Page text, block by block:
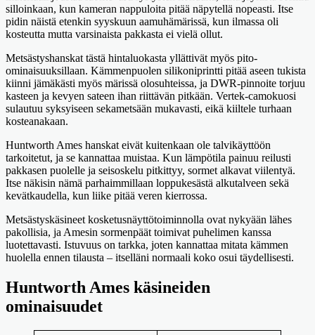
silloinkaan, kun kameran nappuloita pitää näpytellä nopeasti. Itse
pidin näistä etenkin syyskuun aamuhämärissä, kun ilmassa oli
kosteutta mutta varsinaista pakkasta ei vielä ollut.
Metsästyshanskat tästä hintaluokasta yllättivät myös pito-
ominaisuuksillaan. Kämmenpuolen silikoniprintti pitää aseen tukista
kiinni jämäkästi myös märissä olosuhteissa, ja DWR-pinnoite torjuu
kasteen ja kevyen sateen ihan riittävän pitkään. Vertek-camokuosi
sulautuu syksyiseen sekametsään mukavasti, eikä kiiltele turhaan
kosteanakaan.
Huntworth Ames hanskat eivät kuitenkaan ole talvikäyttöön
tarkoitetut, ja se kannattaa muistaa. Kun lämpötila painuu reilusti
pakkasen puolelle ja seisoskelu pitkittyy, sormet alkavat viilentyä.
Itse näkisin nämä parhaimmillaan loppukesästä alkutalveen sekä
kevätkaudella, kun liike pitää veren kierrossa.
Metsästyskäsineet kosketusnäyttötoiminnolla ovat nykyään lähes
pakollisia, ja Amesin sormenpäät toimivat puhelimen kanssa
luotettavasti. Istuvuus on tarkka, joten kannattaa mitata kämmen
huolella ennen tilausta – itselläni normaali koko osui täydellisesti.
Huntworth Ames käsineiden
ominaisuudet